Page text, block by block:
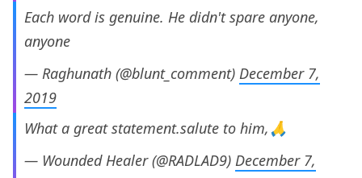
Each word is genuine. He didn't spare anyone,
anyone
— Raghunath (@blunt_comment) December 7,
2019
What a great statement.salute to him,🙏
— Wounded Healer (@RADLAD9) December 7,